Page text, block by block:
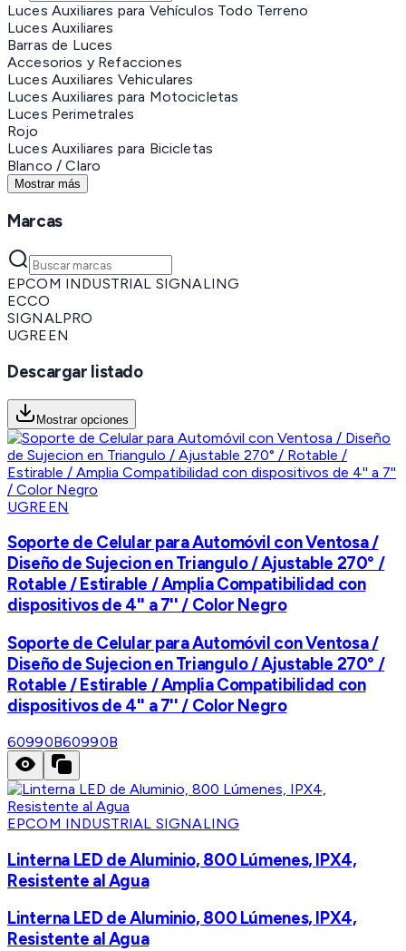
Luces Auxiliares para Vehículos Todo Terreno
Luces Auxiliares
Barras de Luces
Accesorios y Refacciones
Luces Auxiliares Vehiculares
Luces Auxiliares para Motocicletas
Luces Perimetrales
Rojo
Luces Auxiliares para Bicicletas
Blanco / Claro
Mostrar más
Marcas
EPCOM INDUSTRIAL SIGNALING
ECCO
SIGNALPRO
UGREEN
Descargar listado
Mostrar opciones
UGREEN
Soporte de Celular para Automóvil con Ventosa /
Diseño de Sujecion en Triangulo / Ajustable 270° /
Rotable / Estirable / Amplia Compatibilidad con
dispositivos de 4'' a 7'' / Color Negro
Soporte de Celular para Automóvil con Ventosa /
Diseño de Sujecion en Triangulo / Ajustable 270° /
Rotable / Estirable / Amplia Compatibilidad con
dispositivos de 4'' a 7'' / Color Negro
60990B60990B
EPCOM INDUSTRIAL SIGNALING
Linterna LED de Aluminio, 800 Lúmenes, IPX4,
Resistente al Agua
Linterna LED de Aluminio, 800 Lúmenes, IPX4,
Resistente al Agua